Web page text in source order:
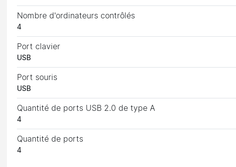
Nombre d'ordinateurs contrôlés
4
Port clavier
USB
Port souris
USB
Quantité de ports USB 2.0 de type A
4
Quantité de ports
4